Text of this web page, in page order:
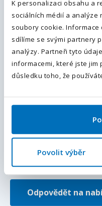
K personalizaci obsahu a
sociálních médií a analýze
soubory cookie. Informace
sdílíme se svými partnery
analýzy. Partneři tyto
informacemi, které jste
důsledku toho, že
Povolit výběr
Doplňující informace
Chci dostávat podobné
Souhlasím se
Pole označená*jsou
Odpovědět na
Předvolba
Odesláním souhlasíte se